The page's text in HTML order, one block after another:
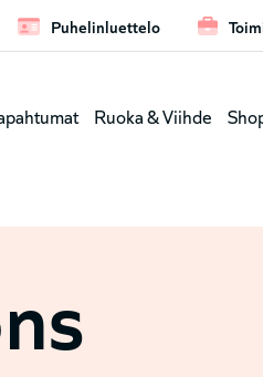
Puhelinluettelo
Ruoka & Viihde